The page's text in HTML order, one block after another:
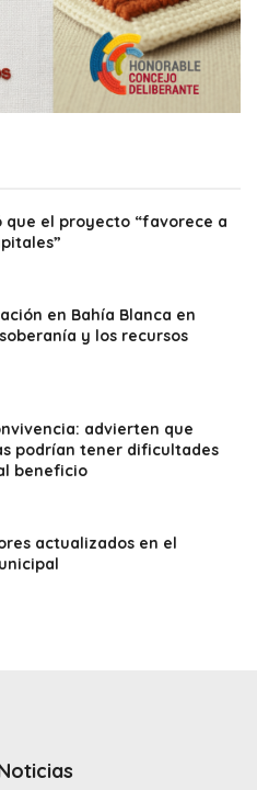
que el proyecto “favorece a
en Bahía Blanca en
y los recursos
advierten que
podrían tener dificultades
beneficio
actualizados en el